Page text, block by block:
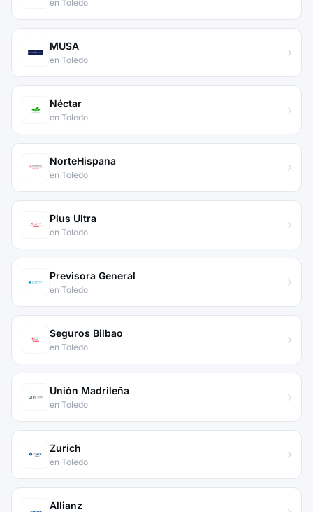
en Toledo
MUSA
en Toledo
Néctar
en Toledo
NorteHispana
en Toledo
Plus Ultra
en Toledo
Previsora General
en Toledo
Seguros Bilbao
en Toledo
Unión Madrileña
en Toledo
Zurich
en Toledo
Allianz